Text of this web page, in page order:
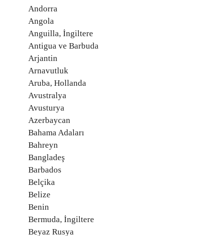
Andorra
Angola
Anguilla, İngiltere
Antigua ve Barbuda
Arjantin
Arnavutluk
Aruba, Hollanda
Avustralya
Avusturya
Azerbaycan
Bahama Adaları
Bahreyn
Bangladeş
Barbados
Belçika
Belize
Benin
Bermuda, İngiltere
Beyaz Rusya